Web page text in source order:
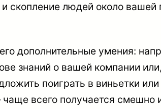
скопление людей около
дополнительные умения:
знаний о вашей компании
поиграть в виньетки
всего получается